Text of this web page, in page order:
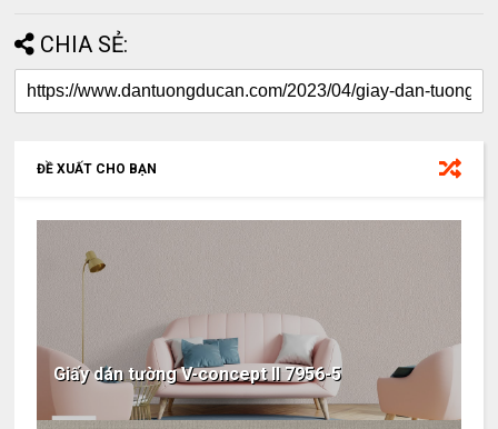
CHIA SẺ:
ĐỀ XUẤT CHO BẠN
Giấy dán tường V-concept II 7956-5